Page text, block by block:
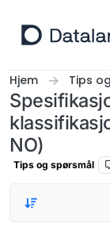
Hjem Tips
NO)
Tips og spørsmål